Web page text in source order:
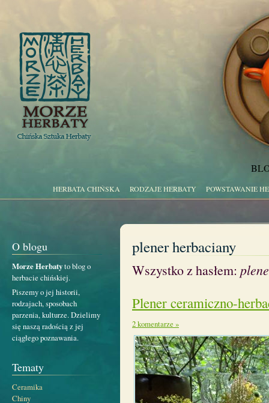
HERBATA CHIŃSKA RODZAJE HERBATY POWSTAWANIE
O blogu
Morze Herbatyto blog o
herbacie chińskiej.
Piszemy o jej historii,
rodzajach, sposobach
parzenia, kulturze. Dzielimy
się naszą radością z jej
ciągłego poznawania.
Tematy
Ceramika
Chiny
plener herbaciany
Wszystko z hasłem:
Plener ceramiczno-
2 komentarze »